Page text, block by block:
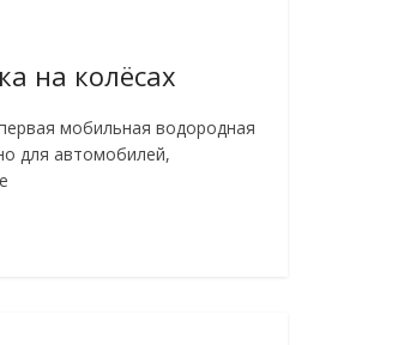
на колёсах
мобильная водородная
для автомобилей,